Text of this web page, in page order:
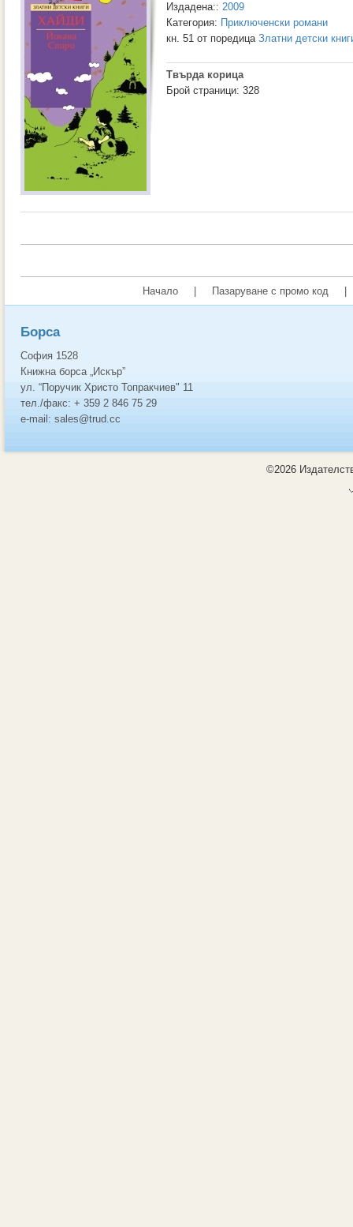
Издадена:: 2009
Категория: Приключенски романи
кн. 51 от поредица Златни детски
Твърда корица
Брой страници: 328
Начало Пазаруване с промо код
Борса
София 1528
Книжна борса „Искър”
ул. “Поручик Христо Топракчиев" 11
тел./факс: + 359 2 846 75 29
e-mail: sales@trud.cc
©2026